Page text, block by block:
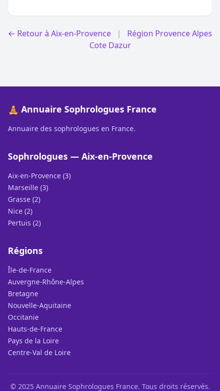
← Retour à Aix-en-Provence |
Région Provence Alpes
Cote Dazur
🧘 Annuaire Sophrologues France
Annuaire des sophrologues en France.
Sophrologues — Aix-en-Provence
Aix-en-Provence (3)
Marseille (3)
Grasse (2)
Nice (2)
Pertuis (2)
Régions
Île-de-France
Auvergne-Rhône-Alpes
Bretagne
Nouvelle-Aquitaine
Occitanie
Hauts-de-France
Pays de la Loire
Centre-Val de Loire
© 2025 Annuaire Sophrologues France. Tous droits réservés.